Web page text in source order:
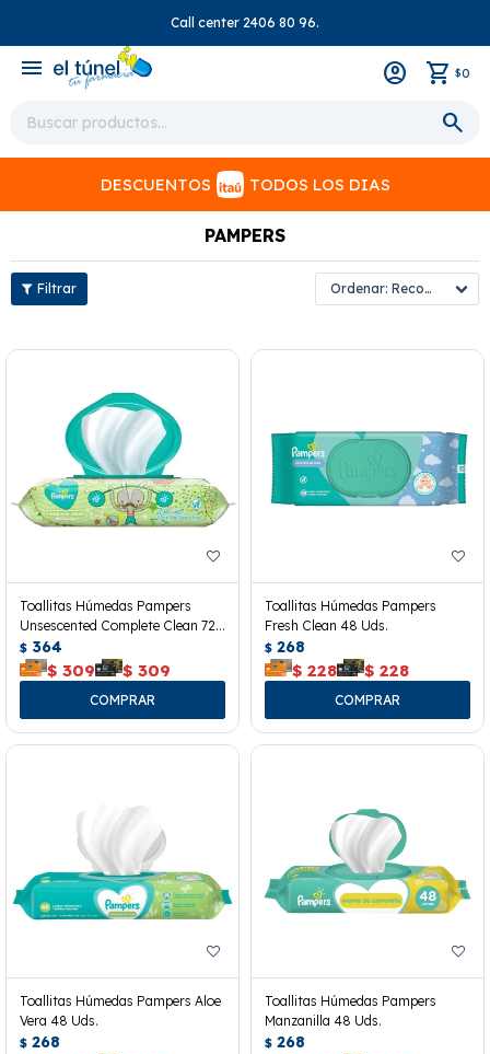
Call center 2406 80 96.
menu $0
DESCUENTOS TODOS LOS DIAS
PAMPERS
Recomendados
Toallitas Húmedas Pampers
Unsescented Complete Clean 72
Uds.
$ 364
$ 309 $ 309
Toallitas Húmedas Pampers
Fresh Clean 48 Uds.
$ 268
$ 228 $ 228
Toallitas Húmedas Pampers Aloe
Vera 48 Uds.
$ 268
Toallitas Húmedas Pampers
Manzanilla 48 Uds.
$ 268
close